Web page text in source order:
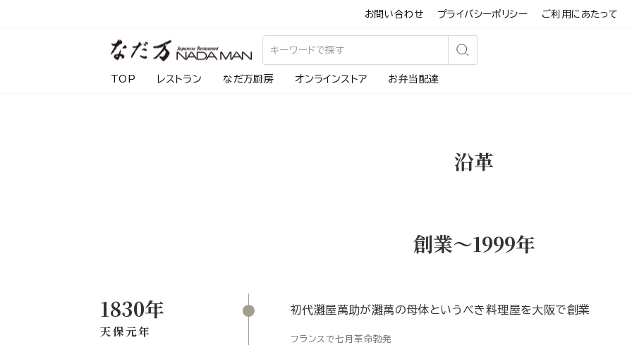
お問い合わせ プライバシーポリシー ご利用にあたって
検
TOP レストラン なだ万厨房 オンラインストア お弁当配達
沿革
創業〜1999年
1830年
天保元年
初代灘屋萬助が灘萬の母体というべき料理屋を大阪で創業
フランスで七月革命勃発